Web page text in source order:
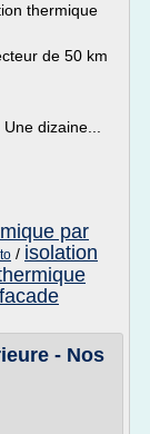
thermique
de 50 km
dizaine...
par
/ isolation
- Nos